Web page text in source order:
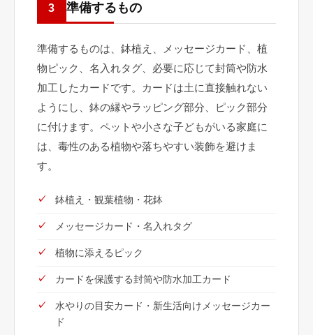
3 準備するもの
準備するものは、鉢植え、メッセージカード、植
物ピック、名入れタグ、必要に応じて封筒や防水
加工したカードです。カードは土に直接触れない
ようにし、鉢の縁やラッピング部分、ピック部分
に付けます。ペットや小さな子どもがいる家庭に
は、毒性のある植物や落ちやすい装飾を避けま
す。
鉢植え・観葉植物・花鉢
メッセージカード・名入れタグ
植物に添えるピック
カードを保護する封筒や防水加工カード
水やりの目安カード・新生活向けメッセージカー
ド